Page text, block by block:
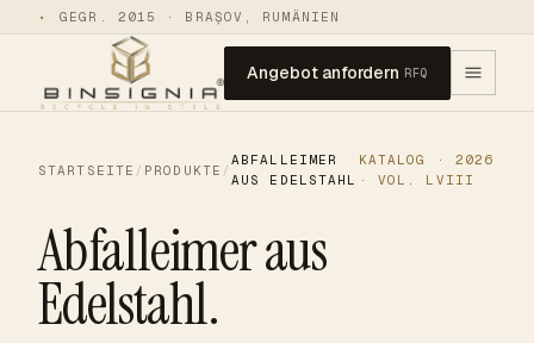
• GEGR. 2015 · BRAȘOV, RUMÄNIEN
Angebot anfordern RFQ
STARTSEITE / PRODUKTE /
ABFALLEIMER
AUS EDELSTAHL
KATALOG · 2026
· VOL. LVIII
Abfalleimer aus
Edelstahl.